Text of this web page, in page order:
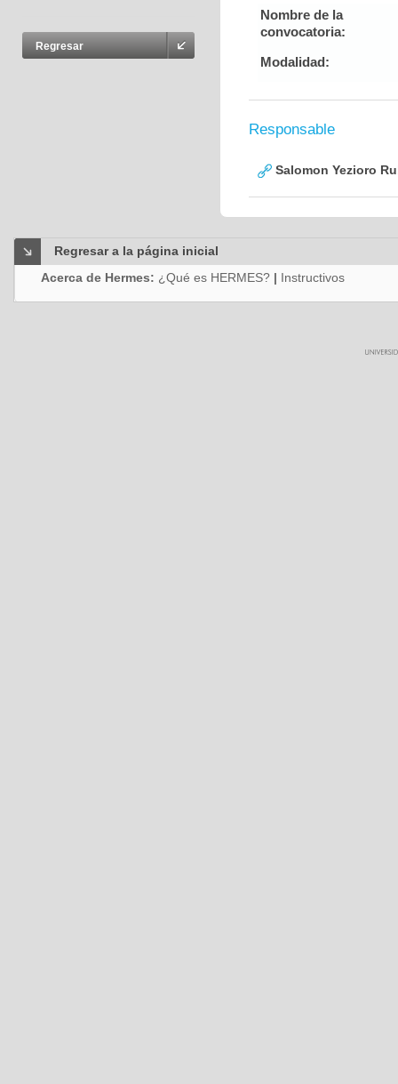
Regresar
Nombre de la
convocatoria:
Modalidad:
Responsable
Salomon Yezioro
Regresar a la página inicial
Acerca de Hermes: ¿Qué es HERMES? | Instructivos